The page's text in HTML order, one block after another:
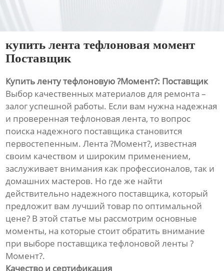
купить лента тефлоновая момент
Поставщик
Купить ленту тефлоновую ?Момент?: Поставщик
Выбор качественных материалов для ремонта –
залог успешной работы. Если вам нужна надежная
и проверенная тефлоновая лента, то вопрос
поиска надежного поставщика становится
первостепенным. Лента ?Момент?, известная
своим качеством и широким применением,
заслуживает внимания как профессионалов, так и
домашних мастеров. Но где же найти
действительно надежного поставщика, который
предложит вам лучший товар по оптимальной
цене? В этой статье мы рассмотрим основные
моменты, на которые стоит обратить внимание
при выборе поставщика тефлоновой ленты ?
Момент?.
Качество и сертификация